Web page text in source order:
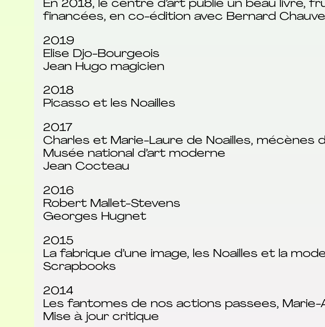
En 2018, le centre d’art publie un beau livre,
financées, en co-édition avec Bernard
2019
Elise Djo-Bourgeois
Jean Hugo magicien
2018
Picasso et les Noailles
2017
Charles et Marie-Laure de Noailles, mécènes
Musée national d’art moderne
Jean Cocteau
2016
Robert Mallet-Stevens
Georges Hugnet
2015
La fabrique d’une image, les Noailles et la
Scrapbooks
2014
Les fantomes de nos actions passees, Marie-
Mise à jour critique